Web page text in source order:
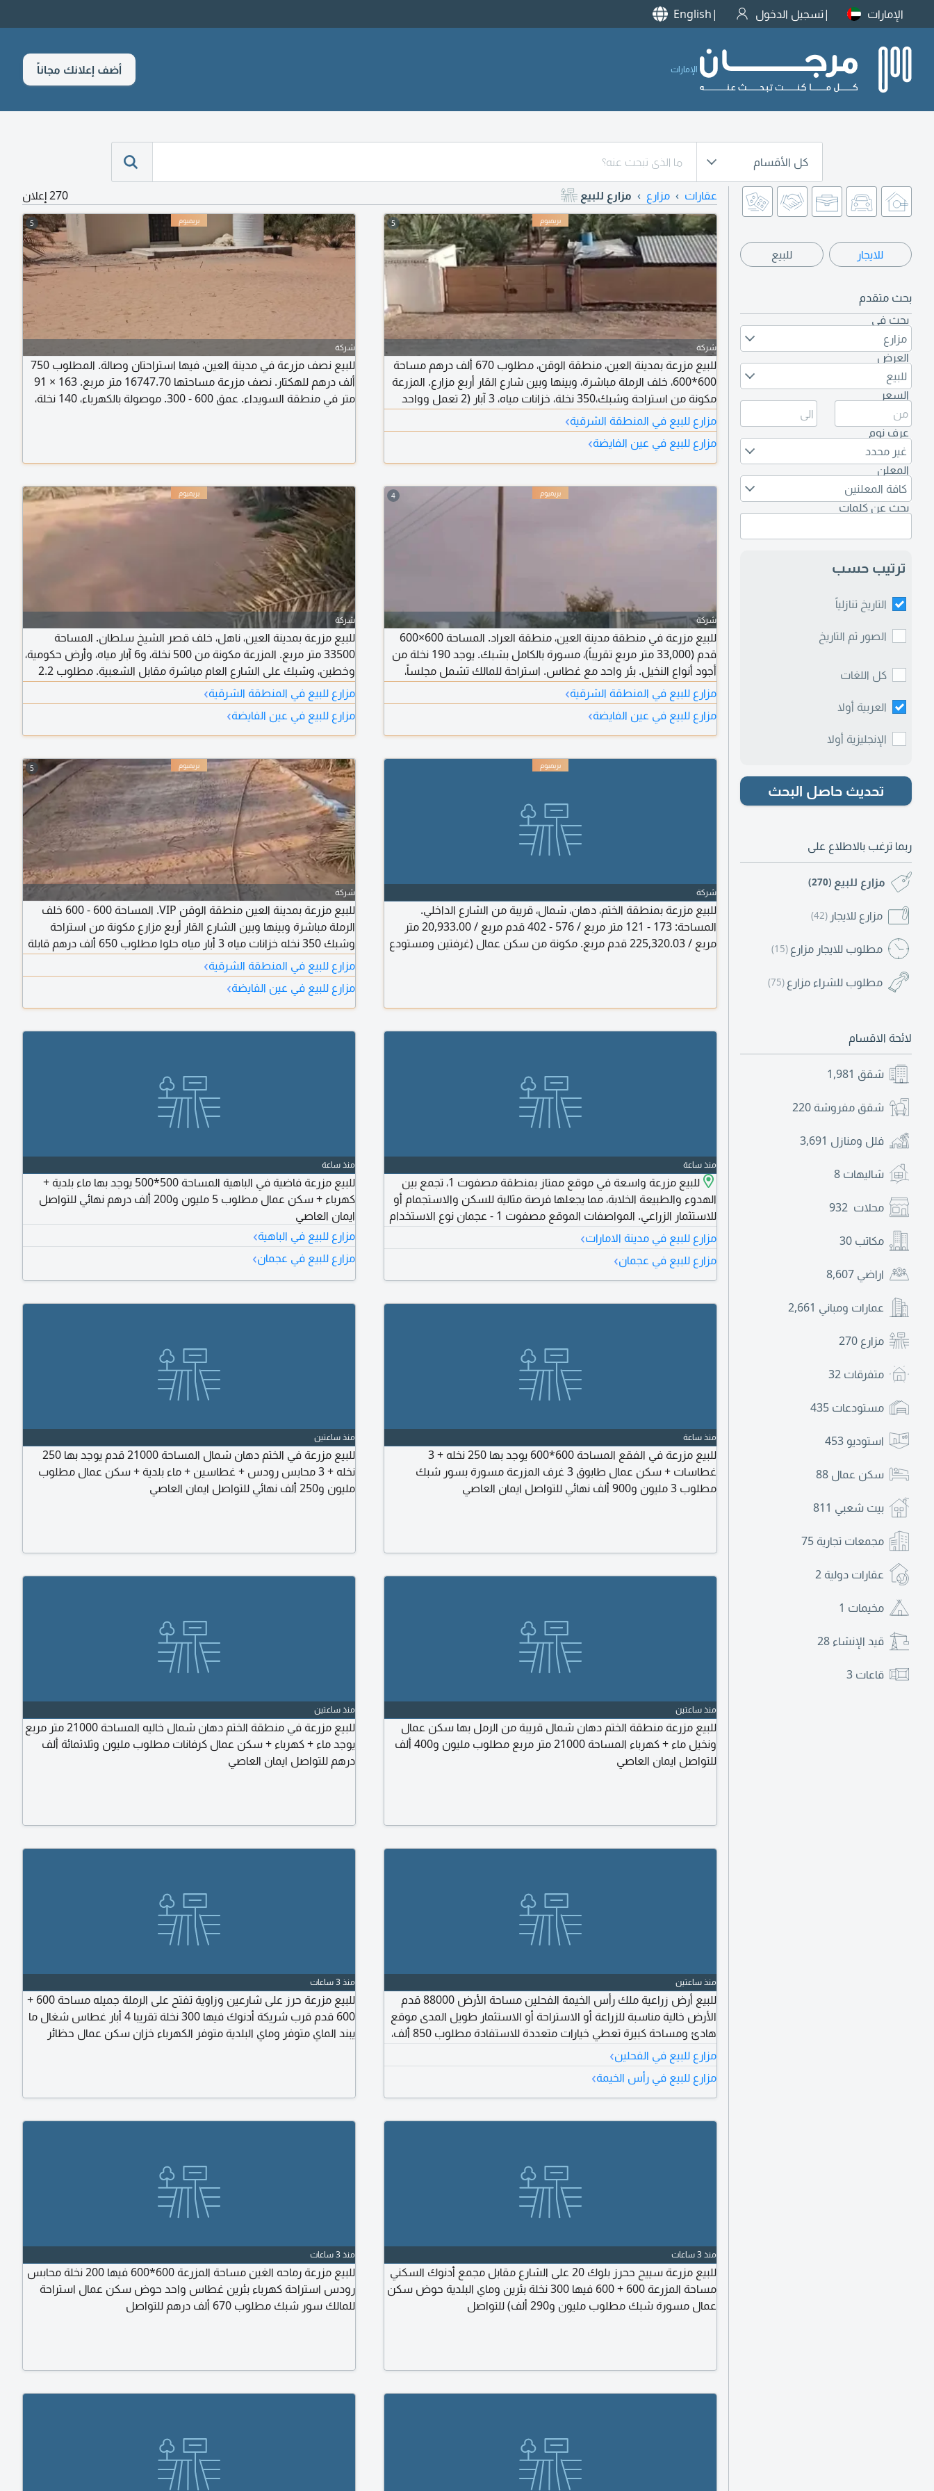
الإمارات تسجيل الدخول English
الإمارات أضف إعلانك مجاناً
كل الأقسام
للايجار للبيع
بحث متقدم
بحث في
مزارع
العرض
للبيع
السعر
عرف نوم
غير محدد
المعلن
كافة المعلنين
بحث عن كلمات
ترتيب حسب
التاريخ تنازلياً
الصور ثم التاريخ
كل اللغات
العربية أولا
الإنجليزية أولا
تحديث حاصل البحث
ربما ترغب بالاطلاع على
مزارع للبيع (270)
مزارع للايجار (42)
مطلوب للايجار مزارع (15)
مطلوب للشراء مزارع (75)
لائحة الاقسام
شقق 1,981
شقق مفروشة 220
فلل ومنازل 3,691
شاليهات 8
محلات 932
مكاتب 30
اراضي 8,607
عمارات ومباني 2,661
مزارع 270
متفرقات 32
مستودعات 435
استوديو 453
سكن عمال 88
بيت شعبي 811
مجمعات تجارية 75
عقارات دولية 2
مخيمات 1
قيد الإنشاء 28
قاعات 3
عقارات مزارع مزارع للبيع 270 إعلان
5
شركة
للبيع مزرعة بمدينة العين، منطقة الوقن، مطلوب 670 ألف درهم مساحة
600*600، خلف الرملة مباشرة، وبينها وبين شارع القار أربع مزارع. المزرعة
مكونة من استراحة وشبك،350 نخلة، خزانات مياه، 3 آبار (2 تعمل وواحد
احتياط) مياه حلوة. التسجيل فقط للاماراتيين
مزارع للبيع في المنطقة الشرقية›
مزارع للبيع في عين الفايضة›
5
شركة
للبيع نصف مزرعة في مدينة العين، فيها استراحتان وصالة. المطلوب 750
ألف درهم للهكتار. نصف مزرعة مساحتها 16747.70 متر مربع. 163 × 91
متر في منطقة السويداء. عمق 600 - 300. موصولة بالكهرباء، 140 نخلة،
4
شركة
للبيع مزرعة في منطقة مدينة العين، منطقة العراد. المساحة 600×600
قدم (33,000 متر مربع تقريباً)، مسورة بالكامل بشبك. يوجد 190 نخلة من
أجود أنواع النخيل. بئر واحد مع غطاس. استراحة للمالك تشمل مجلساً،
للتفاوض.
مزارع للبيع في المنطقة الشرقية›
مزارع للبيع في عين الفايضة›
شركة
للبيع مزرعة بمدينة العين، ناهل، خلف قصر الشيخ سلطان. المساحة
33500 متر مربع. المزرعة مكونة من 500 نخلة، و6 آبار مياه، وأرض حكومية،
وخطين، وشبك على الشارع العام مباشرة مقابل الشعبية. مطلوب 2.2
مليون درهم.
مزارع للبيع في المنطقة الشرقية›
مزارع للبيع في عين الفايضة›
شركة
للبيع مزرعة بمنطقة الختم، دهان، شمال، قريبة من الشارع الداخلي.
المساحة: 173 - 121 متر مربع / 576 - 402 قدم مربع / 20,933.00 متر
مربع / 225,320.03 قدم مربع. مكونة من سكن عمال (غرفتين ومستودع
المطلوب: مليون و550 ألف درهم، قابل للتفاوض. نعتذر من الوسطاء.
5
شركة
للبيع مزرعة بمدينة العين منطقة الوقن VIP. المساحة 600 - 600 خلف
الرملة مباشرة وبينها وبين الشارع القار أربع مزارع مكونة من استراحة
وشبك 350 نخله خزانات مياه 3 أبار مياه حلوا مطلوب 650 ألف درهم قابلة
للتفاوض التسجيل للاماراتيين
مزارع للبيع في المنطقة الشرقية›
مزارع للبيع في عين الفايضة›
منذ ساعة
للبيع مزرعة واسعة في موقع ممتاز بمنطقة مصفوت 1، تجمع بين
الهدوء والطبيعة الخلابة، مما يجعلها فرصة مثالية للسكن والاستجمام أو
للاستثمار الزراعي. المواصفات الموقع مصفوت 1 - عجمان نوع الاستخدام
المطلوب 3 مليون و500 مميزات المزرعة مزرعة جاهزة للاستثمار الزراعي
أو الترفيهي. استراحة خاصة للاستجمام العائلي
مزارع للبيع في مدينة الامارات›
مزارع للبيع في عجمان›
منذ ساعة
للبيع مزرعة فاضية في الباهية المساحة 500*500 يوجد بها ماء بلدية +
كهرباء + سكن عمال مطلوب 5 مليون و200 ألف درهم نهائي للتواصل
ايمان العاصي
مزارع للبيع في الباهية›
مزارع للبيع في عجمان›
منذ ساعة
للبيع مزرعة في الفقع المساحة 600*600 يوجد بها 250 نخله + 3
غطاسات + سكن عمال طابوق 3 غرف المزرعة مسورة بسور شبك
مطلوب 3 مليون و900 ألف نهائي للتواصل ايمان العاصي
منذ ساعتين
للبيع مزرعة في الختم دهان شمال المساحة 21000 قدم يوجد بها 250
نخله + 3 محابس رودس + غطاسين + ماء بلدية + سكن عمال مطلوب
مليون و250 ألف نهائي للتواصل ايمان العاصي
منذ ساعتين
للبيع مزرعة منطقة الختم دهان شمال قريبة من الرمل بها سكن عمال
ونخيل ماء + كهرباء المساحة 21000 متر مربع مطلوب مليون و400 ألف
للتواصل ايمان العاصي
منذ ساعتين
للبيع مزرعة في منطقة الختم دهان شمال خاليه المساحة 21000 متر مربع
يوجد ماء + كهرباء + سكن عمال كرفانات مطلوب مليون وثلاثمائة ألف
درهم للتواصل ايمان العاصي
منذ ساعتين
للبيع أرض زراعية ملك رأس الخيمة الفحلين مساحة الأرض 88000 قدم
الأرض خالية مناسبة للزراعة أو الاستراحة أو الاستثمار طويل المدى موقع
هادئ ومساحة كبيرة تعطي خيارات متعددة للاستفادة مطلوب 850 ألف،
للتواصل
مزارع للبيع في الفحلين›
مزارع للبيع في رأس الخيمة›
منذ 3 ساعات
للبيع مزرعة حرز على شارعين وزاوية تفتح على الرملة جميله مساحة 600 +
600 قدم قرب شريكة أدنوك فيها 300 نخلة تقريبا 4 أبار غطاس شغال ما
يبند الماي متوفر وماي البلدية متوفر الكهرباء خزان سكن عمال حظائر
منذ 3 ساعات
للبيع مزرعة سييح ححرز بلوك 20 على الشارع مقابل مجمع أدنوك السكني
مساحة المزرعة 600 + 600 فيها 300 نخلة بئرين وماي البلدية حوض سكن
عمال مسورة شبك مطلوب مليون و290 ألف) للتواصل
منذ 3 ساعات
للبيع مزرعة رماحه الغين مساحة المزرعة 600*600 فيها 200 نخلة محابس
رودس استراحة كهرباء بئرين غطاس واحد حوض سكن عمال استراحة
للمالك سور شبك مطلوب 670 ألف درهم للتواصل